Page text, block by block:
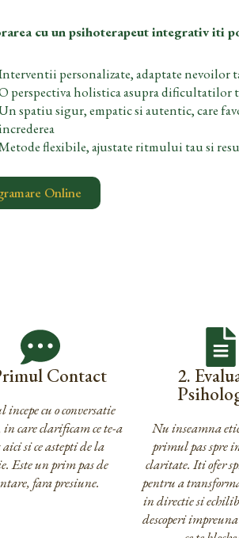
cu un psihoterapeut integrativ iti
personalizate, adaptate nevoilor
perspectiva holistica asupra dificultatilor
spatiu sigur, empatic si autentic, care
flexibile, ajustate ritmului tau si
Online
Contact
incepe cu o conversatie
care clarificam ce te-a
si ce astepti de la
Este un prim pas de
fara presiune.
2.
Nu inseamna
primul pas spre
claritate. Iti ofer
pentru a
in directie si
descoperi